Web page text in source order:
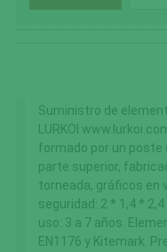
Suministro de
LURKOI
formado por un poste
parte superior,
torneada, gráficos en
seguridad: 2 * 1,4 *
uso: 3 a 7 años.
EN1176 y Kitemark.